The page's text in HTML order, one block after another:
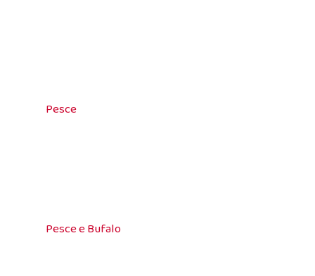
Pesce
Pesce e Bufalo